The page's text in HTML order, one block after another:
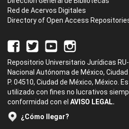
Red de Acervos Digitales
Directory of Open Access
Repositorio Universitario Jurídicas
Nacional Autónoma de México,
P. 04510, Ciudad de México, México.
utilizado con fines no lucrativos
conformidad con el AVISO LEGAL.
¿Cómo llegar?